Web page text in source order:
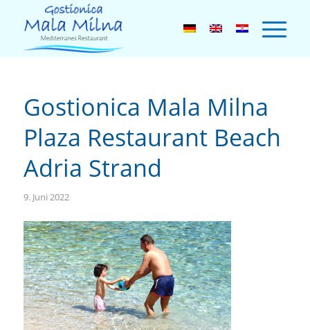
Gostionica Mala Milna
Plaza Restaurant Beach
Adria Strand
9. Juni 2022